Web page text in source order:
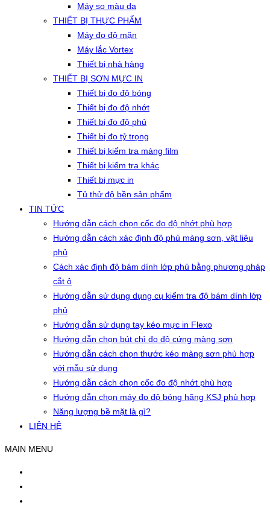
Máy so màu da
THIẾT BỊ THỰC PHẨM
Máy đo độ mặn
Máy lắc Vortex
Thiết bị nhà hàng
THIẾT BỊ SƠN MỰC IN
Thiết bị đo độ bóng
Thiết bị đo độ nhớt
Thiết bị đo độ phủ
Thiết bị đo tỷ trọng
Thiết bị kiểm tra màng film
Thiết bị kiểm tra khác
Thiết bị mực in
Tủ thử độ bền sản phẩm
TIN TỨC
Hướng dẫn cách chọn cốc đo độ nhớt phù hợp
Hướng dẫn cách xác định độ phủ màng sơn, vật liệu
phủ
Cách xác định độ bám dính lớp phủ bằng phương pháp
cắt ô
Hướng dẫn sử dụng dụng cụ kiểm tra độ bám dính lớp
phủ
Hướng dẫn sử dụng tay kéo mực in Flexo
Hướng dẫn chọn bút chì đo độ cứng màng sơn
Hướng dẫn cách chọn thước kéo màng sơn phù hợp
với mẫu sử dụng
Hướng dẫn cách chọn cốc đo độ nhớt phù hợp
Hướng dẫn chọn máy đo độ bóng hãng KSJ phù hợp
Năng lượng bề mặt là gì?
LIÊN HỆ
MAIN MENU